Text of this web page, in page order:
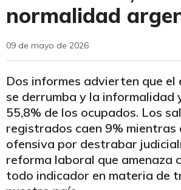
normalidad
09 de mayo de 2026
Dos informes advierten que el
se derrumba y la informalidad
55,8% de los ocupados. Los
registrados caen 9% mientras
ofensiva por destrabar
reforma laboral que amenaza
todo indicador en materia de